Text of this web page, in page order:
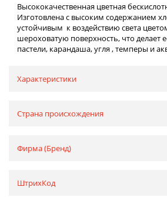
Высококачественная цветная
Изготовлена с высоким содержанием
устойчивым к воздействию света
шероховатую поверхность, что делает
пастели, карандаша, угля , темперы и
Характеристики
Страна происхождения
Фирма (Бренд)
ШтрихКод